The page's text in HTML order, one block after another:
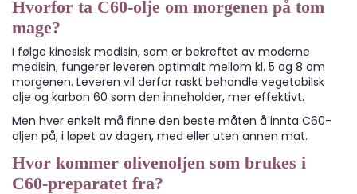
Hvorfor ta C60-olje om morgenen på tom
mage?
I følge kinesisk medisin, som er bekreftet av moderne
medisin, fungerer leveren optimalt mellom kl. 5 og 8 om
morgenen. Leveren vil derfor raskt behandle vegetabilsk
olje og karbon 60 som den inneholder, mer effektivt.
Men hver enkelt må finne den beste måten å innta C60-
oljen på, i løpet av dagen, med eller uten annen mat.
Hvor kommer olivenoljen som brukes i
C60-preparatet fra?